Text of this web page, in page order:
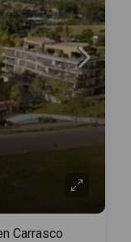
Carrasco